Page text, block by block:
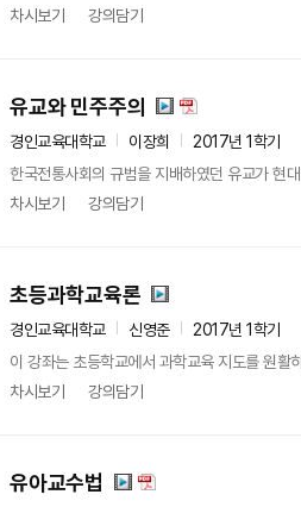
차시보기
강의담기
유교와 민주주의
경인교육대학교 이장희
2017년 1학기
한국전통사회의 규범을 지배하였던 유교가 현
차시보기
강의담기
초등과학교육론
경인교육대학교 신영준
2017년 1학기
이 강좌는 초등학교에서 과학교육 지도를 원활
차시보기
강의담기
유아교수법